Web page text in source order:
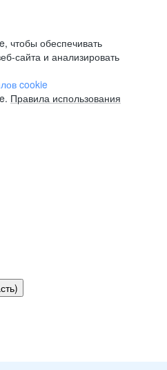
чтобы обеспечивать
сайта и анализировать
cookie
Правила использования